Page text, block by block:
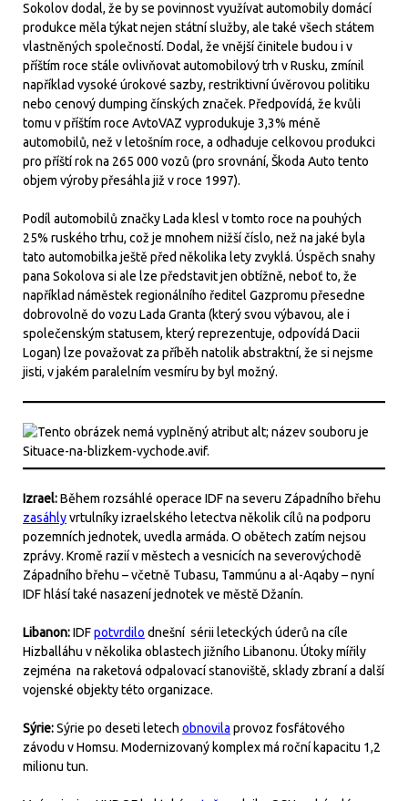
Sokolov dodal, že by se povinnost využívat automobily domácí
produkce měla týkat nejen státní služby, ale také všech státem
vlastněných společností. Dodal, že vnější činitele budou i v
příštím roce stále ovlivňovat automobilový trh v Rusku, zmínil
například vysoké úrokové sazby, restriktivní úvěrovou politiku
nebo cenový dumping čínských značek. Předpovídá, že kvůli
tomu v příštím roce AvtoVAZ vyprodukuje 3,3% méně
automobilů, než v letošním roce, a odhaduje celkovou produkci
pro příští rok na 265 000 vozů (pro srovnání, Škoda Auto tento
objem výroby přesáhla již v roce 1997).
Podíl automobilů značky Lada klesl v tomto roce na pouhých
25% ruského trhu, což je mnohem nižší číslo, než na jaké byla
tato automobilka ještě před několika lety zvyklá. Úspěch snahy
pana Sokolova si ale lze představit jen obtížně, neboť to, že
například náměstek regionálního ředitel Gazpromu přesedne
dobrovolně do vozu Lada Granta (který svou výbavou, ale i
společenským statusem, který reprezentuje, odpovídá Dacii
Logan) lze považovat za příběh natolik abstraktní, že si nejsme
jisti, v jakém paralelním vesmíru by byl možný.
Izrael:Během rozsáhlé operace IDF na severu Západního břehu
zasáhlyvrtulníky izraelského letectva několik cílů na podporu
pozemních jednotek, uvedla armáda. O obětech zatím nejsou
zprávy. Kromě razií v městech a vesnicích na severovýchodě
Západního břehu – včetně Tubasu, Tammúnu a al-Aqaby – nyní
IDF hlásí také nasazení jednotek ve městě Džanín.
Libanon:IDFpotvrdilo dnešní sérii leteckých úderů na cíle
Hizballáhu v několika oblastech jižního Libanonu. Útoky mířily
zejména na raketová odpalovací stanoviště, sklady zbraní a další
vojenské objekty této organizace.
Sýrie:Sýrie po deseti letech obnovila provoz fosfátového
závodu v Homsu. Modernizovaný komplex má roční kapacitu 1,2
milionu tun.